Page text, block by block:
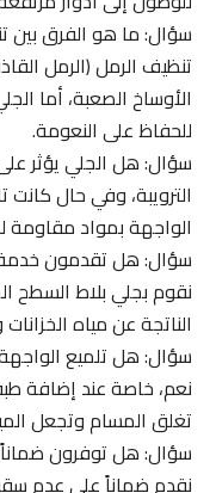
سؤال: ما هو الفرق بين
تنظيف الرمل (الرمل
الأوساخ الصعبة، أما
للحفاظ على النعومة.
سؤال: هل الجلي يؤثر
الترويبة، وفي حال كانت
الواجهة بمواد مقاومة
سؤال: هل تقدمون خدمة
نقوم بجلي بلاط السطح
الناتجة عن مياه الخزانات
سؤال: هل تلميع الواجهة
نعم، خاصة عند إضافة
تغلق المسام وتجعل
سؤال: هل توفرون ضماناً
نقدم ضماناً على عدم